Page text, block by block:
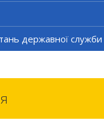
державної служби